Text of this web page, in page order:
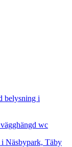
belysning i
wc
Näsbypark, Täby